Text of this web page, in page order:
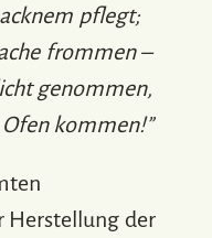
pflegt;
frommen –
genommen,
kommen!”
Herstellung der